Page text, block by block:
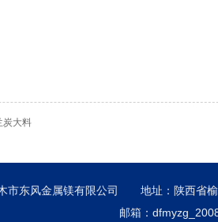
炭大料
市东风金属镁有限公司 地址：陕西省
邮箱：